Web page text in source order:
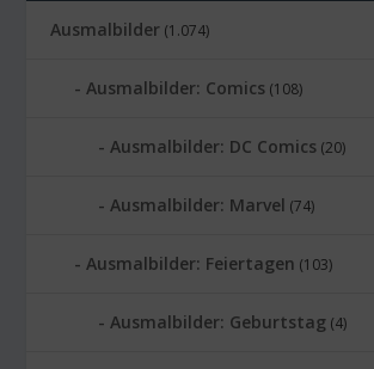
Ausmalbilder (1.074)
Ausmalbilder: Comics (108)
Ausmalbilder: DC Comics (20)
Ausmalbilder: Marvel (74)
Ausmalbilder: Feiertagen (103)
Ausmalbilder: Geburtstag (4)